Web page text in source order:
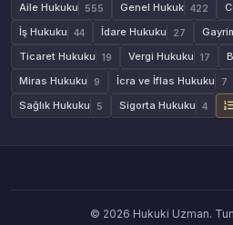
Aile Hukuku
555 Genel Hukuk 422
İş Hukuku 44 İdare Hukuku 27
Ticaret Hukuku 19 Vergi Hukuku 17
Miras Hukuku 9 İcra ve İflas Hukuku 7
Sağlık Hukuku 5 Sigorta Hukuku 4
© 2026 Hukuki Uzman.